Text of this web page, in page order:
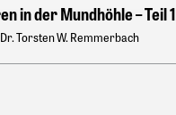
in der Mundhöhle – Teil 1
Torsten W. Remmerbach